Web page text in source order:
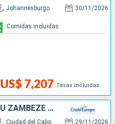
Johannesburgo 30/11/2026
US$ 7,207 Tasas incluidas
Comidas incluidas
SAFARI-CROISIÈRE AU FIL DU ZAMBÈZE - AFRIQUE DU SUD, BOTSWANA, NAMIBIE, ZIMBABWE AVEC PRÉ-PROGRAMME "LA PÉNINSULE DU CAP"
Ciudad del Cabo 29/11/2026